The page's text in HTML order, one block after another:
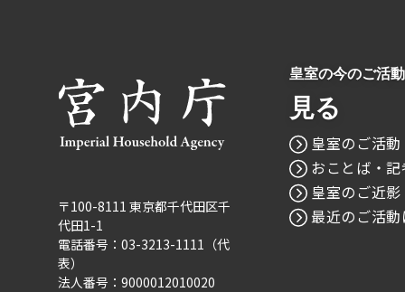
〒100-8111 東京都千代田区千
代田1-1
電話番号：03-3213-1111（代
表）
法人番号：9000012010020
皇室の今のご活
見る
皇室のご活
おことば・
皇室のご近影
最近のご活